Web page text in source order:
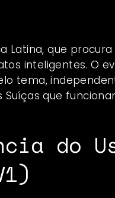
Latina, que
inteligentes. O
tema,
que
do